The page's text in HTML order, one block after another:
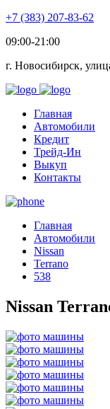
+7 (383) 207-83-62
09:00-21:00
г. Новосибирск,
Главная
Автомобили
Кредит
Трейд-Ин
Выкуп
Контакты
Главная
Автомобили
Nissan
Terrano
538
Nissan